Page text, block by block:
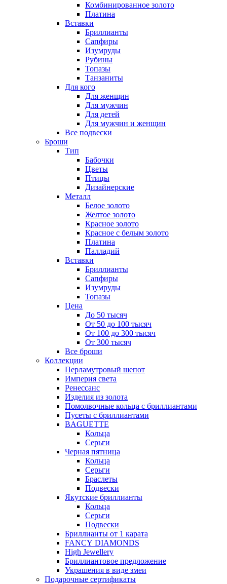
Комбинированное золото
Платина
Вставки
Бриллианты
Сапфиры
Изумруды
Рубины
Топазы
Танзаниты
Для кого
Для женщин
Для мужчин
Для детей
Для мужчин и женщин
Все подвески
Броши
Тип
Бабочки
Цветы
Птицы
Дизайнерские
Металл
Белое золото
Желтое золото
Красное золото
Красное с белым золото
Платина
Палладий
Вставки
Бриллианты
Сапфиры
Изумруды
Топазы
Цена
До 50 тысяч
От 50 до 100 тысяч
От 100 до 300 тысяч
От 300 тысяч
Все броши
Коллекции
Перламутровый шепот
Империя света
Ренессанс
Изделия из золота
Помолвочные кольца с бриллиантами
Пусеты с бриллиантами
BAGUETTE
Кольца
Серьги
Черная пятница
Кольца
Серьги
Браслеты
Подвески
Якутские бриллианты
Кольца
Серьги
Подвески
Бриллианты от 1 карата
FANCY DIAMONDS
High Jewellery
Бриллиантовое предложение
Украшения в виде змеи
Подарочные сертификаты